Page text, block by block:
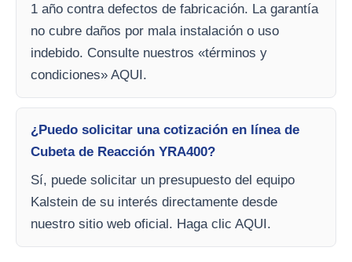
1 año contra defectos de fabricación. La garantía
no cubre daños por mala instalación o uso
indebido. Consulte nuestros «términos y
condiciones» AQUI.
¿Puedo solicitar una cotización en línea de
Cubeta de Reacción YRA400?
Sí, puede solicitar un presupuesto del equipo
Kalstein de su interés directamente desde
nuestro sitio web oficial. Haga clic AQUI.